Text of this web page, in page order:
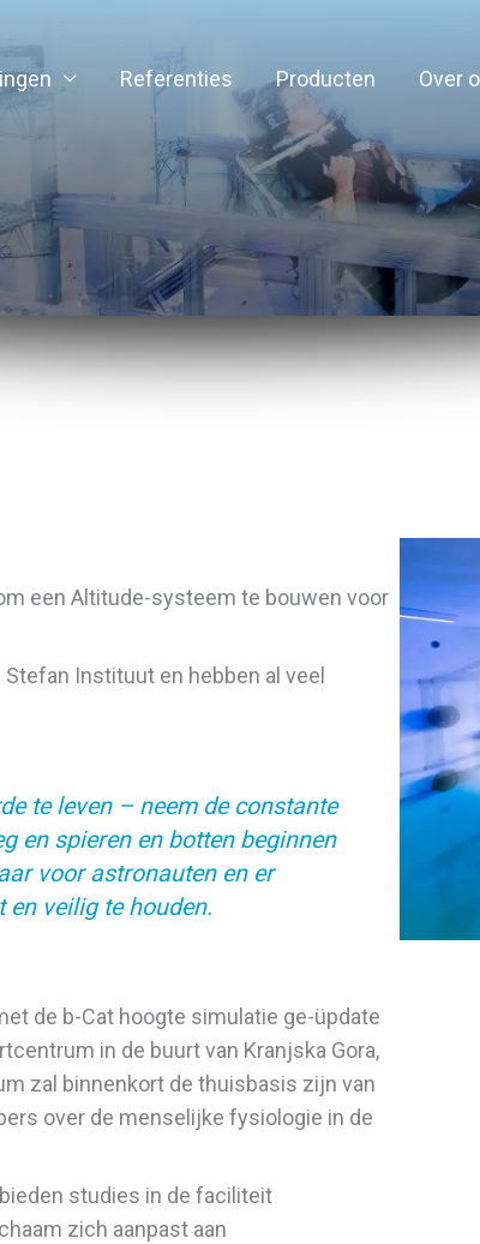
Referenties Producten Over
een Altitude-systeem te bouwen voor
Instituut en hebben al veel
te leven – neem de constante
en spieren en botten beginnen
voor astronauten en er
veilig te houden.
de b-Cat hoogte simulatie ge-üpdate
in de buurt van Kranjska Gora,
zal binnenkort de thuisbasis zijn van
over de menselijke fysiologie in de
studies in de faciliteit
zich aanpast aan